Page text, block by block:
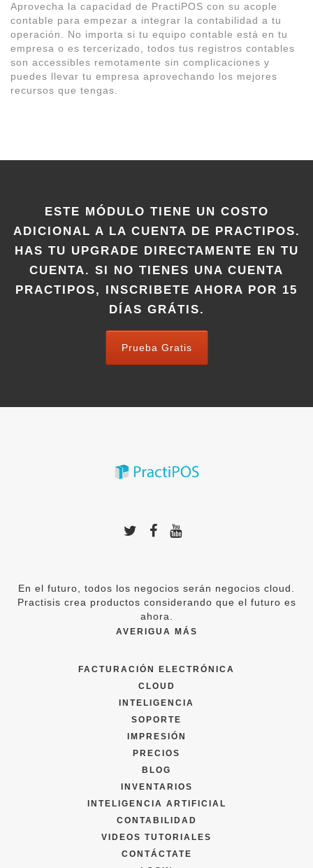
Aprovecha la capacidad de PractiPOS con su acople
contable para empezar a integrar la contabilidad a tu
operación. No importa si tu equipo contable está en tu
empresa o es tercerizado, todos tus registros contables
son accessibles remotamente sin complicaciones y
puedes llevar tu empresa aprovechando los mejores
recursos que tengas.
ESTE MÓDULO TIENE UN COSTO
ADICIONAL A LA CUENTA DE PRACTIPOS.
HAS TU UPGRADE DIRECTAMENTE EN TU
CUENTA. SI NO TIENES UNA CUENTA
PRACTIPOS, INSCRIBETE AHORA POR 15
DÍAS GRÁTIS.
Prueba Gratis
En el futuro, todos los negocios serán negocios cloud.
Practisis crea productos considerando que el futuro es
ahora.
AVERIGUA MÁS
FACTURACIÓN ELECTRÓNICA
CLOUD
INTELIGENCIA
SOPORTE
IMPRESIÓN
PRECIOS
BLOG
INVENTARIOS
INTELIGENCIA ARTIFICIAL
CONTABILIDAD
VIDEOS TUTORIALES
CONTÁCTATE